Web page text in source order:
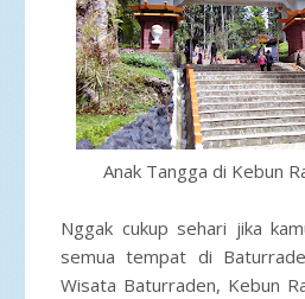
Anak Tangga di Kebun
Nggak cukup sehari jika
semua tempat di
Wisata Baturraden, Kebun